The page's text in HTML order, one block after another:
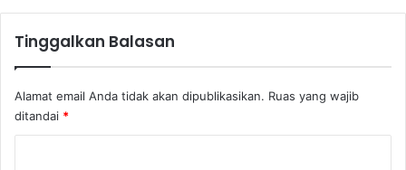
t
a
a
d
i
Tinggalkan Balasan
Alamat email Anda tidak akan dipublikasikan. Ruas yang wajib
ditandai *